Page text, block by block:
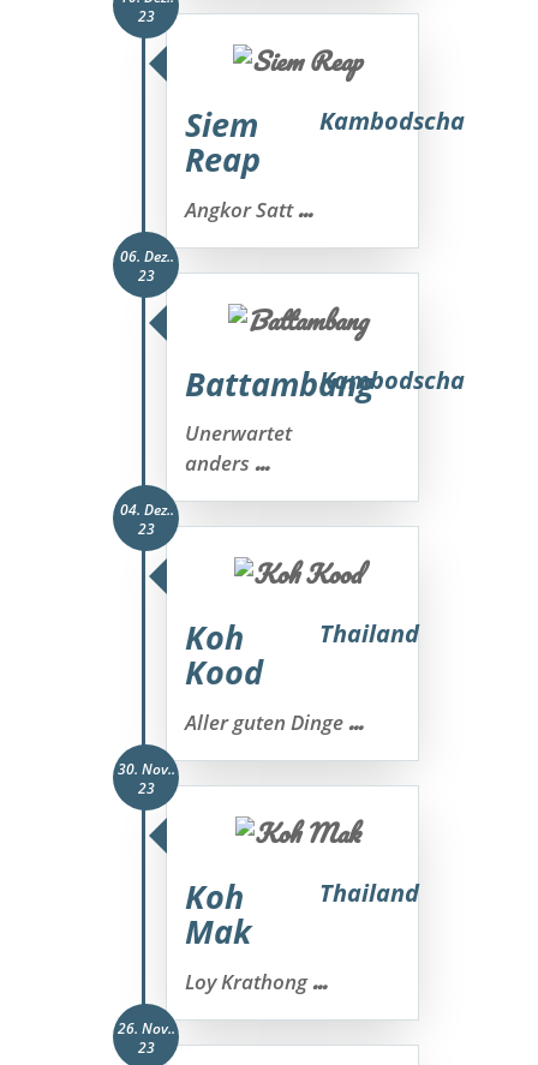
23
Siem
Reap
Kambodscha
Angkor Satt...
06. Dez..
23
BattambangKambodscha
Unerwartet
anders...
04. Dez..
23
Koh
Kood
Thailand
Aller guten Dinge...
30. Nov..
23
Koh
Mak
Thailand
Loy Krathong...
26. Nov..
23